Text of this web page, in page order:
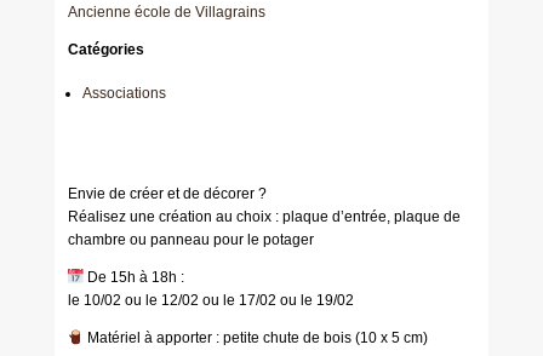
Ancienne école de Villagrains
Catégories
Associations
Envie de créer et de décorer ?
Réalisez une création au choix : plaque d’entrée, plaque de
chambre ou panneau pour le potager
De 15h à 18h :
le 10/02 ou le 12/02 ou le 17/02 ou le 19/02
Matériel à apporter : petite chute de bois (10 x 5 cm)